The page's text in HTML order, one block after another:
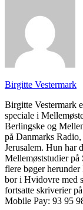
Birgitte Vestermark
Birgitte Vestermark
speciale i
Berlingske og
på Danmarks
Jerusalem. Hun har
Mellemøststudier på
flere bøger
bor i Hvidovre med
fortsatte skriverier
Mobile Pay: 93 95